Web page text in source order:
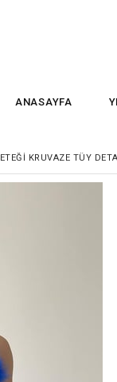
ANASAYFA
ETEĞI KRUVAZE TÜY